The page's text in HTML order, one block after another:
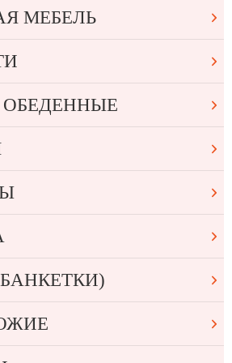
МЕБЕЛЬ
ОБЕДЕННЫЕ